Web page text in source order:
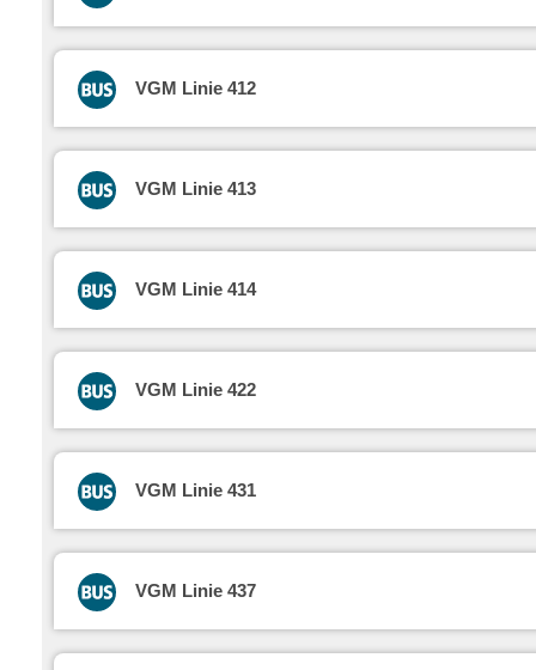
VGM Linie 412
VGM Linie 413
VGM Linie 414
VGM Linie 422
VGM Linie 431
VGM Linie 437